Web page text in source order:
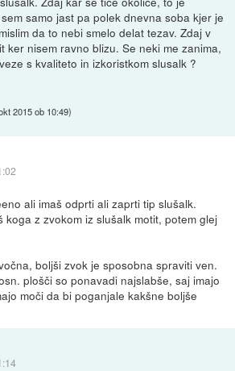
samo jast pa polek dnevna soba kjer je
da to nebi smelo delat tezav. Zdaj v
ker nisem ravno blizu. Se neki me zanima,
s kvaliteto in izkoristkom slusalk ?
2015 ob 10:49)
ali imaš odprti ali zaprti tip slušalk.
koga z zvokom iz slušalk motit, potem glej
boljši zvok je sposobna spraviti ven.
plošči so ponavadi najslabše, saj imajo
moči da bi poganjale kakšne boljše